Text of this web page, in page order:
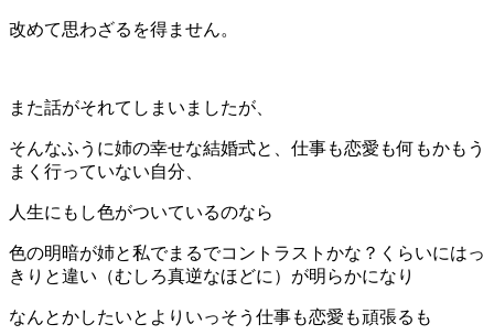
改めて思わざるを得ません。
また話がそれてしまいましたが、
そんなふうに姉の幸せな結婚式と、仕事も恋愛も何もかもう
まく行っていない自分、
人生にもし色がついているのなら
色の明暗が姉と私でまるでコントラストかな？くらいにはっ
きりと違い（むしろ真逆なほどに）が明らかになり
なんとかしたいとよりいっそう仕事も恋愛も頑張るも